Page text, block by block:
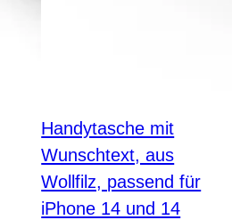
Handytasche mit
Wunschtext, aus
Wollfilz, passend für
iPhone 14 und 14